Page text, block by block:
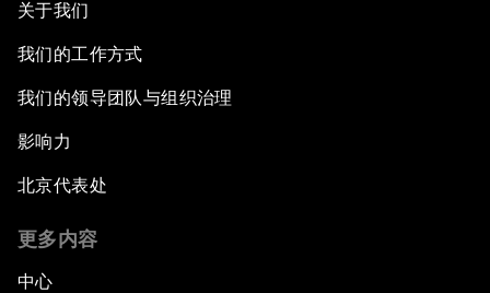
关于我们
我们的工作方式
我们的领导团队与组织治理
影响力
北京代表处
更多内容
中心